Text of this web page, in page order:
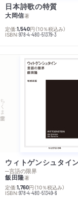
日本詩歌の特質
大岡信著
定価:1,540円 （10％税込み）
ISBN:978-4-480-51379-3
ちくま学芸文庫
─言語の限界
飯田隆著
定価:1,760円 （10％税込み）
ISBN:978-4-480-51349-6